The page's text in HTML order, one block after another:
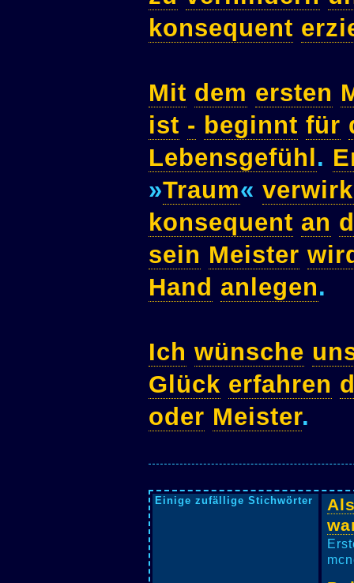
konsequent
Mit dem ersten
ist - beginnt für
Lebensgefühl .
»Traum«
konsequent an
sein Meister
Hand anlegen.
Ich wünsche
Glück erfahren
oder Meister.
Einige zufällige Stichwörter